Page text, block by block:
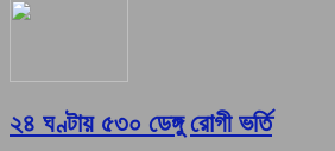
২৪ ঘণ্টায় ৫৩০ ডেঙ্গু রোগী ভর্তি